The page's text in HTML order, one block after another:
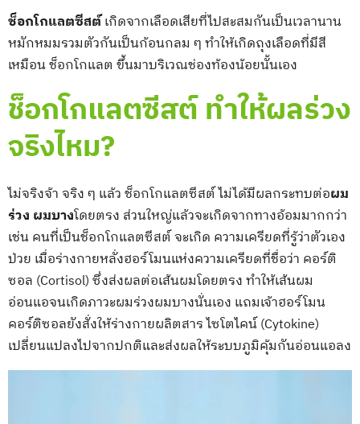
ช็อกโกแลตซีสต์เกิดจากเลือดเสียที่ไปสะสมกันเป็นเวลานาน
หมักหมมรวมตัวกันเป็นก้อนกลม ๆ ทำให้เกิดถุงเลือดที่มีสี
เหมือน ช็อกโกแลต ขึ้นมาบริเวณช่องท้องน้อยนั้นเอง
ช็อกโกแลตซีสต์ ทำให้ผลร่วง
จริงไหม?
ไม่จริงจ้า จริง ๆ แล้ว ช็อกโกแลตซีสต์ ไม่ได้มีผลกระทบต่อผม
ร่วง ผมบางโดยตรง ส่วนใหญ่แล้วจะเกิดจากทางอ้อมมากกว่า
เช่น คนที่เป็นช็อกโกแลตซีสต์ จะเกิด ความเครียดที่รู้ว่าตัวเอง
ป่วย เมื่อร่างกายหลั่งฮอร์โมนแห่งความเครียดที่ชื่อว่า คอร์ติ
ซอล (Cortisol) ซึ่งส่งผลต่อเส้นผมโดยตรง ทำให้เส้นผม
อ่อนแอจนเกิดภาวะผมร่วงผมบางนั่นเอง แถมเจ้าฮอร์โมน
คอร์ติซอลยังสั่งให้ร่างกายผลิตสาร ไซโตไคน์ (Cytokine)
เปลี่ยนแปลงไปจากปกติและส่งผลให้ระบบภูมิคุ้มกันอ่อนแอลง